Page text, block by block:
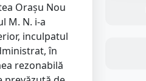
Oraşu Nou
M. N. i-a
inculpatul
în
rezonabilă